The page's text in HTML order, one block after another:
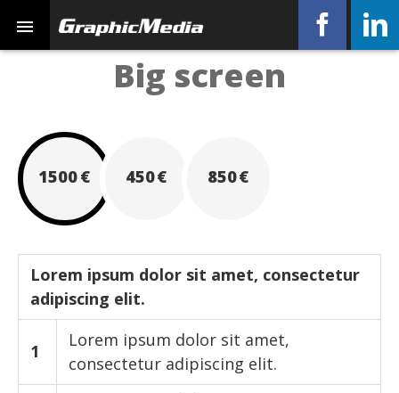
Big screen
1500 450 850
Lorem ipsum dolor sit amet, consectetur
adipiscing elit.
1
Lorem ipsum dolor sit amet,
consectetur adipiscing elit.